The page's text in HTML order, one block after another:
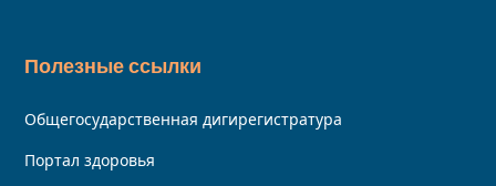
Полезные ссылки
Общегосударственная дигирегистратура
Портал здоровья